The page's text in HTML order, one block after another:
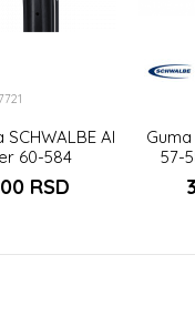
Al
60-584
RSD
57-